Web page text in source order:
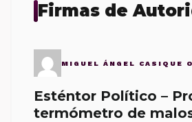
Firmas de
MIGUEL ÁNGEL CASIQUE
Esténtor Político –
termómetro de